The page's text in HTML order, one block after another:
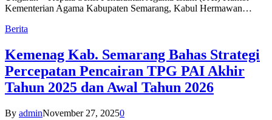
Kementerian Agama Kabupaten Semarang, Kabul Hermawan…
Berita
Kemenag Kab. Semarang Bahas Strategi
Percepatan Pencairan TPG PAI Akhir
Tahun 2025 dan Awal Tahun 2026
By adminNovember 27, 20250